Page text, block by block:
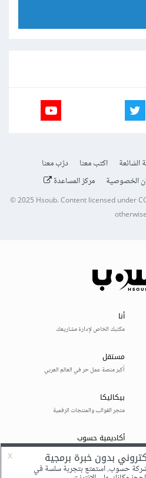
الشائعة اكتب معنا
درّب معنا
الخصوصية مركز المساعدة
© 2025Hsoub.Content licensed under